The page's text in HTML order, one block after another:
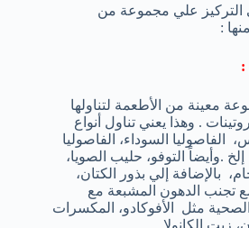
التركيز علي مجموعة من
:
:
معينة من الأطعمة لتناولها
. وهذا يعني تناول أنواع
الفاصوليا السوداء، الفاصوليا
.وأيضاً التوفو، حليب الصويا،
بالإضافة إلي بذور الكتان،
تجنب الدهون المشبعة مع
مثل الأفوكادو، المكسرات
زيت الكانولا .